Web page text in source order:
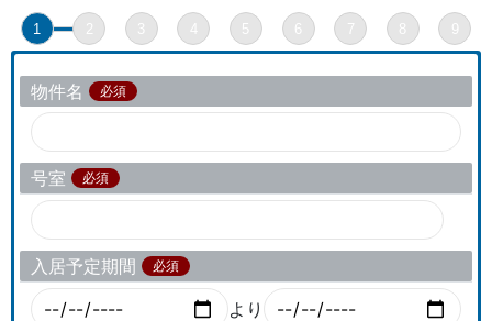
1 2 3 5 6 7 8 9
物件名 必須
号室 必須
入居予定期間 必須
より